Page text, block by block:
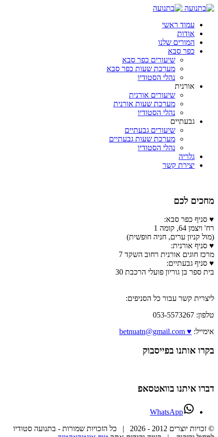
עמוד ראשי
אודות
המורים שלנו
כפר סבא
שיעורים כפר סבא
מערכת שעות כפר סבא
נהלי הסטודיו
אורנית
שיעורים אורנית
מערכת שעות אורנית
נהלי הסטודיו
גבעתיים
שיעורים גבעתיים
מערכת שעות גבעתיים
נהלי הסטודיו
גלריה
יצירת קשר
מחכים לכם
♥ סניף כפר סבא:
רח' ויצמן 64, קומה 1
(מול קניון ערים, חניה חופשית)
♥ סניף אורנית:
מרכז חוגים אורנית רחוב השקד 7
♥ סניף גבעתיים:
בית ספר בן גוריון פועלי הרכבת 30
ליצרית קשר עבור כל הסניפים:
טלפון: 053-5573267
אימייל: ♥ betnuatn@gmail.com
בקרו אותנו בפייסבוק
דברו איתנו בוואטסאפ
WhatsApp
© זכויות יוצרים 2012 -
2026 | כל הזכויות שמורות - בתנועה סטודיו